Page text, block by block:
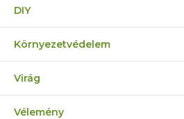
DIY
Környezetvédelem
Virág
Vélemény